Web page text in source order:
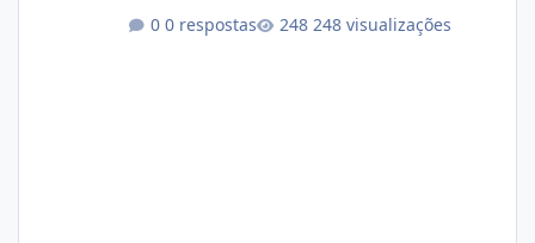
autorizado a usasr o isistem:
0 respostas 248 visualizações